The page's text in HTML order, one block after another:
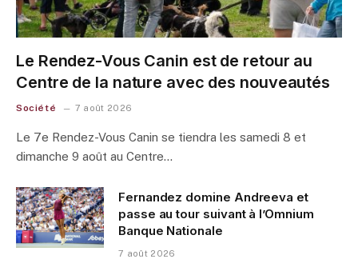
Le Rendez-Vous Canin est de retour au
Centre de la nature avec des nouveautés
Société 7 août 2026
Le 7e Rendez-Vous Canin se tiendra les samedi 8 et
dimanche 9 août au Centre…
Fernandez domine Andreeva et
passe au tour suivant à l’Omnium
Banque Nationale
7 août 2026